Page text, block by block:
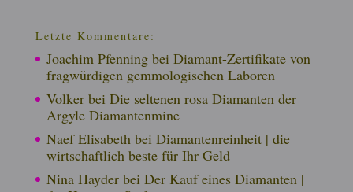
Letzte Kommentare:
Joachim Pfenningbei Diamant-Zertifikate von
fragwürdigen gemmologischen Laboren
Volkerbei Die seltenen rosa Diamanten der
Argyle Diamantenmine
Naef Elisabethbei Diamantenreinheit | die
wirtschaftlich beste für Ihr Geld
Nina Hayderbei Der Kauf eines Diamanten |